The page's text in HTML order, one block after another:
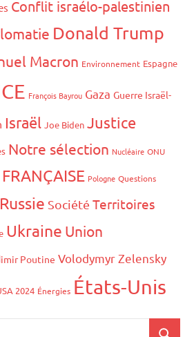
Conflit israélo-palestinien
Donald Trump
Macron Environnement Espagne
François Bayrou Gaza Guerre Israël-
Israël Joe Biden Justice
Notre sélection Nucléaire ONU
Pologne Questions
Russie Société Territoires
Ukraine Union
Poutine Volodymyr Zelensky
2024 Énergies États-Unis